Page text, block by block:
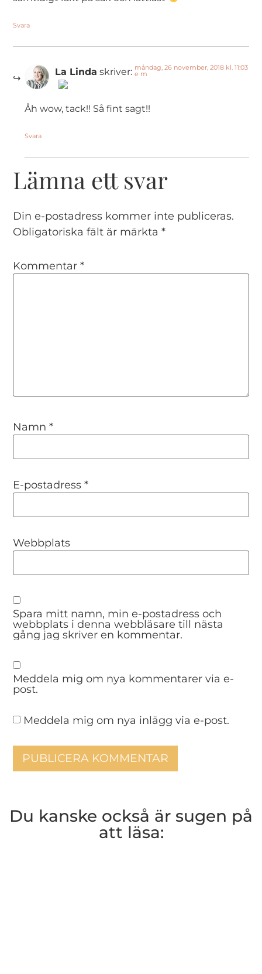
Svara
La Linda skriver:
The Real Person Badge!
måndag, 26 november, 2018 kl. 11:03
e m
Åh wow, tack!! Så fint sagt!!
Svara
Lämna ett svar
Din e-postadress kommer inte publiceras.
Obligatoriska fält är märkta*
Kommentar*
Namn*
E-postadress*
Webbplats
Spara mitt namn, min e-postadress och
webbplats i denna webbläsare till nästa
gång jag skriver en kommentar.
Meddela mig om nya kommentarer via e-
post.
Meddela mig om nya inlägg via e-post.
Du kanske också är sugen på
att läsa: